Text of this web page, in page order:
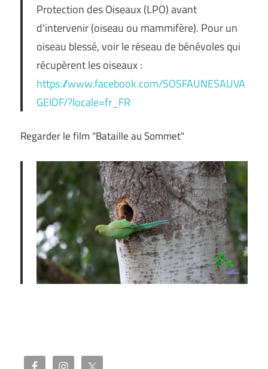
Protection des Oiseaux (LPO) avant
d'intervenir (oiseau ou mammifère). Pour un
oiseau blessé, voir le réseau de bénévoles qui
récupèrent les oiseaux :
https://www.facebook.com/SOSFAUNESAUVA
GEIDF/?locale=fr_FR
Regarder le film "Bataille au Sommet"